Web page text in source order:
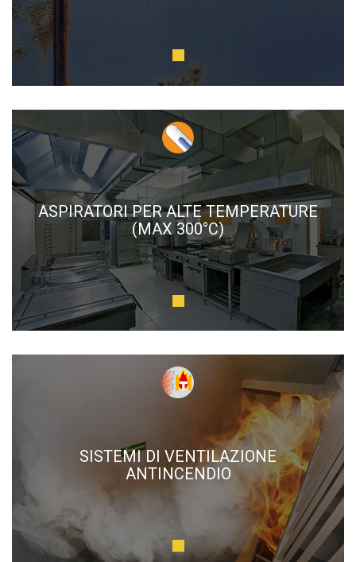
ASPIRATORI PER ALTE TEMPERATURE
(MAX 300°C)
SISTEMI DI VENTILAZIONE
ANTINCENDIO